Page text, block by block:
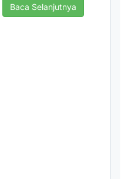
Baca Selanjutnya